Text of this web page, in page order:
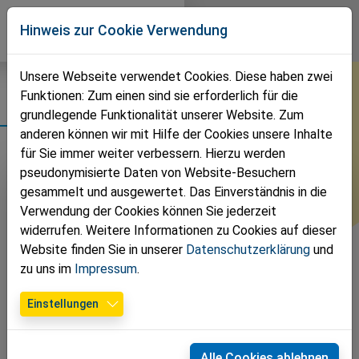
Direkt zur Hauptnavigation springen
Direkt zum Inhalt springen
Gemeinde
Josef Alkin
Gemeinde21
News
Team
Fotos
Kontakt
Hinweis zur Cookie Verwendung
Unsere Webseite verwendet Cookies. Diese haben zwei
Funktionen: Zum einen sind sie erforderlich für die
grundlegende Funktionalität unserer Website. Zum
anderen können wir mit Hilfe der Cookies unsere Inhalte
für Sie immer weiter verbessern. Hierzu werden
pseudonymisierte Daten von Website-Besuchern
gesammelt und ausgewertet. Das Einverständnis in die
Verwendung der Cookies können Sie jederzeit
widerrufen. Weitere Informationen zu Cookies auf dieser
Website finden Sie in unserer Datenschutzerklärung und
zu uns im Impressum.
Einstellungen